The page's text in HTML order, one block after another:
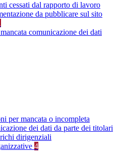
cessati dal rapporto di lavoro
da pubblicare sul sito
comunicazione dei dati
per mancata o incompleta
dei dati da parte dei titolari
dirigenziali
4